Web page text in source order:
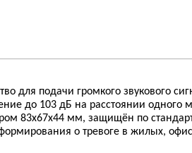
для подачи громкого звукового
до 103 дБ на расстоянии одного
83x67x44 мм, защищён по
о тревоге в жилых,